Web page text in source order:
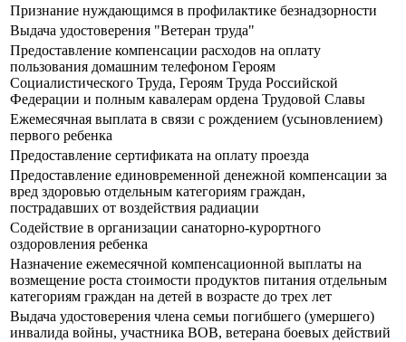
Признание нуждающимся в профилактике безнадзорности
Выдача удостоверения "Ветеран труда"
Предоставление компенсации расходов на оплату
пользования домашним телефоном Героям
Социалистического Труда, Героям Труда Российской
Федерации и полным кавалерам ордена Трудовой Славы
Ежемесячная выплата в связи с рождением (усыновлением)
первого ребенка
Предоставление сертификата на оплату проезда
Предоставление единовременной денежной компенсации за
вред здоровью отдельным категориям граждан,
пострадавших от воздействия радиации
Содействие в организации санаторно-курортного
оздоровления ребенка
Назначение ежемесячной компенсационной выплаты на
возмещение роста стоимости продуктов питания отдельным
категориям граждан на детей в возрасте до трех лет
Выдача удостоверения члена семьи погибшего (умершего)
инвалида войны, участника ВОВ, ветерана боевых действий